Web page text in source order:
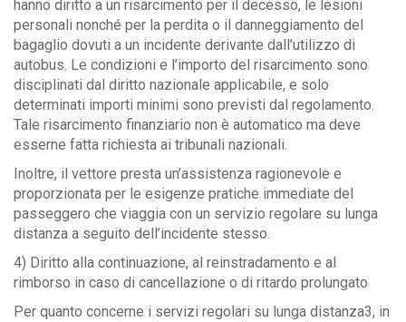
hanno diritto a un risarcimento per il decesso, le lesioni
personali nonché per la perdita o il danneggiamento del
bagaglio dovuti a un incidente derivante dall’utilizzo di
autobus. Le condizioni e l’importo del risarcimento sono
disciplinati dal diritto nazionale applicabile, e solo
determinati importi minimi sono previsti dal regolamento.
Tale risarcimento finanziario non è automatico ma deve
esserne fatta richiesta ai tribunali nazionali.
Inoltre, il vettore presta un’assistenza ragionevole e
proporzionata per le esigenze pratiche immediate del
passeggero che viaggia con un servizio regolare su lunga
distanza a seguito dell’incidente stesso.
4) Diritto alla continuazione, al reinstradamento e al
rimborso in caso di cancellazione o di ritardo prolungato
Per quanto concerne i servizi regolari su lunga distanza3, in